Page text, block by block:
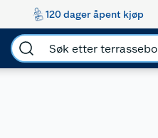
120 dager åpent kjøp